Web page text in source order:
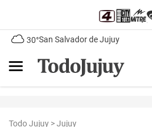
30°San Salvador de Jujuy
Todo Jujuy >Jujuy